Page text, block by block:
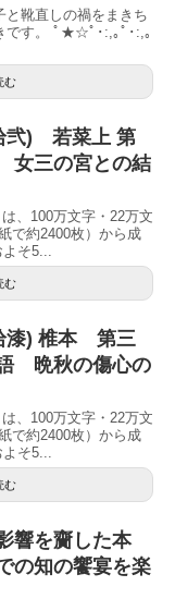
と靴直しの禍をまきち
です。 ﾟ★☆ﾟ･:,｡ﾟ･:,｡
む
弐) 若菜上 第
三の宮との結
、100万文字・22万文
で約2400枚）から成
そ5...
む
漆) 椎本 第三
晩秋の傷心の
、100万文字・22万文
で約2400枚）から成
そ5...
む
響を齎した本
の知の饗宴を楽